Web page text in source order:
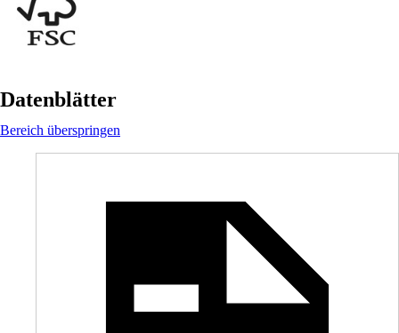
Datenblätter
Bereich überspringen